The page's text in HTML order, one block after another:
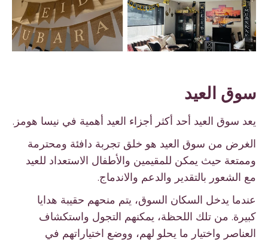
سوق العيد
يعد سوق العيد أحد أكثر أجزاء العيد أهمية في نيسا هومز.
الغرض من سوق العيد هو خلق تجربة دافئة ومحترمة
وممتعة حيث يمكن للمقيمين والأطفال الاستعداد للعيد
مع الشعور بالتقدير والدعم والاندماج.
عندما يدخل السكان السوق، يتم منحهم حقيبة هدايا
كبيرة. من تلك اللحظة، يمكنهم التجول واستكشاف
العناصر واختيار ما يحلو لهم، ووضع اختياراتهم في